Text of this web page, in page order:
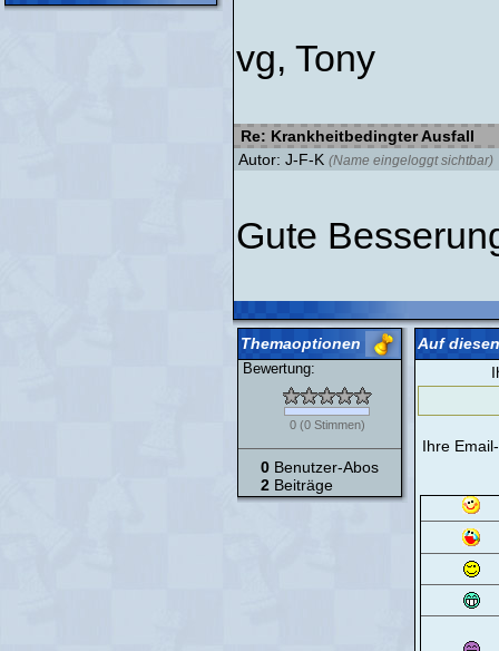
vg, Tony
Re: Krankheitbedingter Ausfall
Autor: J-F-K (Name eingeloggt sichtbar)
Gute
Themaoptionen
Bewertung:
0 (0 Stimmen)
0 Benutzer-Abos
2 Beiträge
Auf
Ihre